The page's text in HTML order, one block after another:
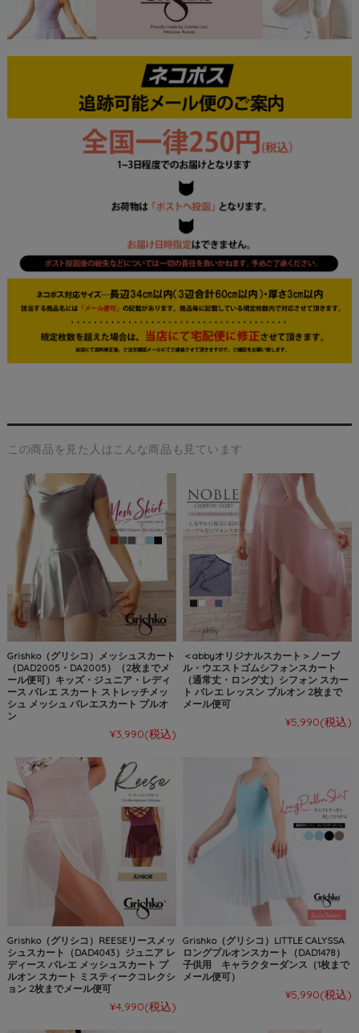
この商品を見た人はこんな商品も見ています
Grishko（グリシコ）メッシュスカート
（DAD2005・DA2005）（2枚までメ
ール便可）キッズ・ジュニア・レディ
ース バレエ スカート ストレッチメッ
シュ メッシュ バレエスカート プルオ
ン
¥3,990(税込)
＜abbyオリジナルスカート＞ノーブ
ル・ウエストゴムシフォンスカート
（通常丈・ロング丈）シフォン スカー
ト バレエ レッスン プルオン 2枚まで
メール便可
¥5,990(税込)
Grishko（グリシコ）REESEリースメッ
シュスカート（DAD4043）ジュニア レ
ディース バレエ メッシュスカート プ
ルオン スカート ミスティークコレクシ
ョン 2枚までメール便可
¥4,990(税込)
Grishko（グリシコ）LITTLE CALYSSA
ロングプルオンスカート（DAD1478）
子供用 キャラクターダンス（1枚まで
メール便可）
¥5,990(税込)